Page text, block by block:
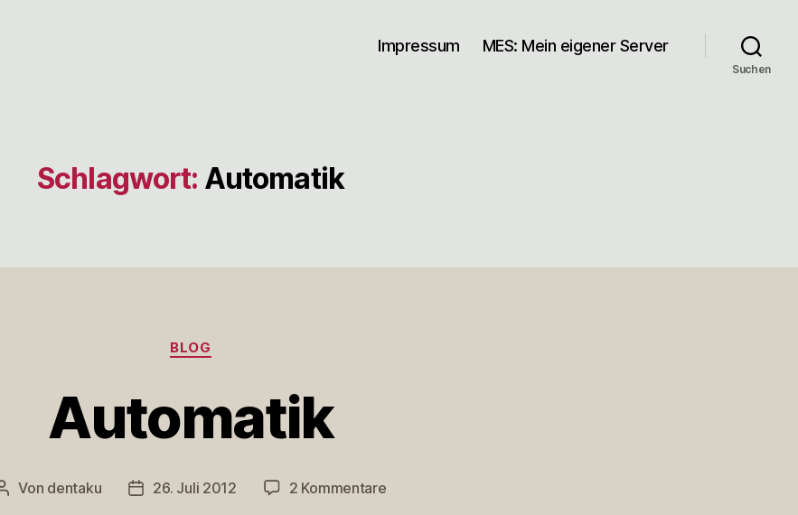
Impressum MES: Mein eigener Server
Suchen
Schlagwort: Automatik
Kategorien
BLOG
Automatik
Beitragsautor
Von dentaku Veröffentlichungsdatum
26. Juli 2012 2 Kommentarezu